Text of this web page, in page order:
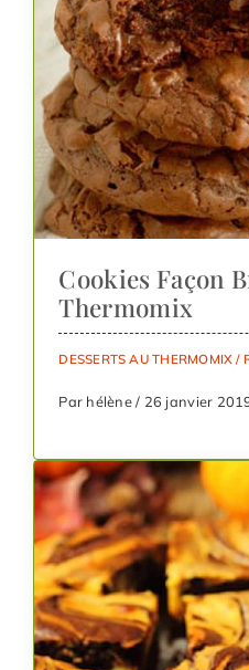
Cookies Façon
Thermomix
DESSERTS AU THERMOMIX /
Par hélène / 26 janvier